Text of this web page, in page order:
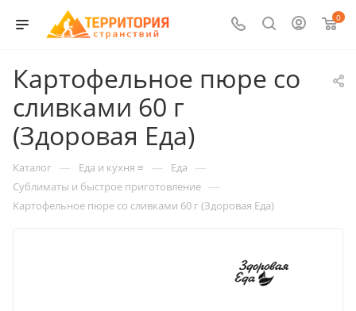
0
Картофельное пюре со
сливками 60 г
(Здоровая Еда)
Каталог — Еда и кухня ≡ — Еда —
Сублиматы и быстрое приготовление —
Картофельное пюре со сливками 60 г (Здоровая Еда)